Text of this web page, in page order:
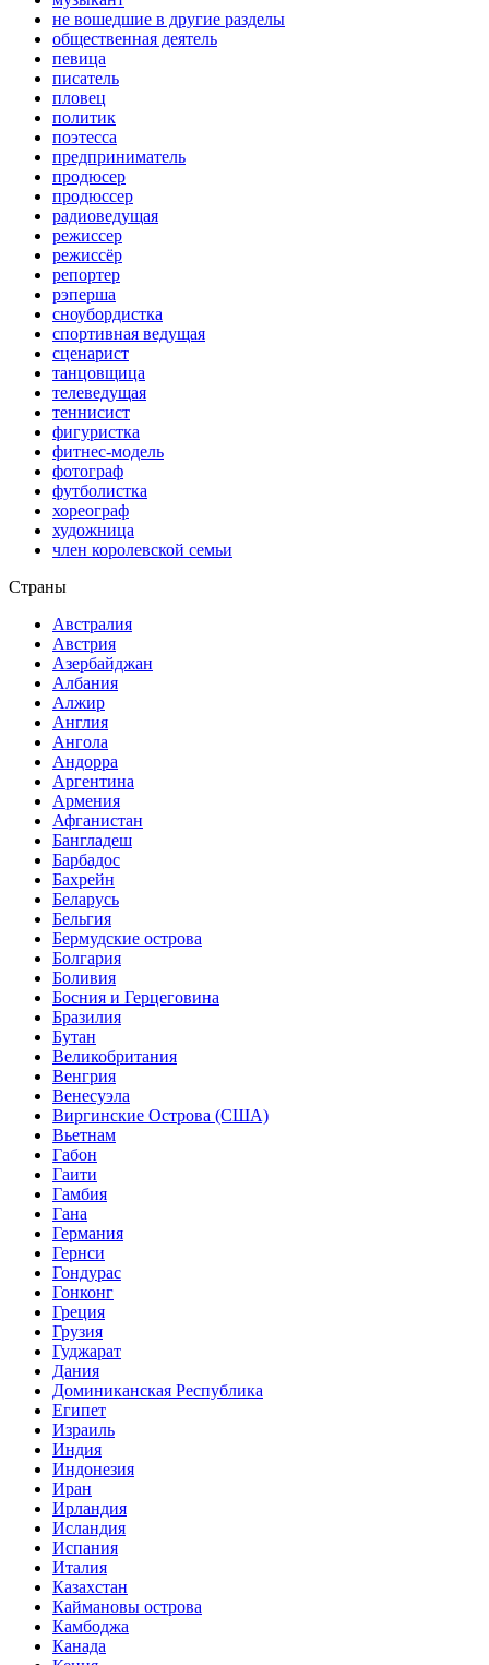
не вошедшие в другие разделы
общественная деятель
певица
писатель
пловец
политик
поэтесса
предприниматель
продюсер
продюссер
радиоведущая
режиссер
режиссёр
репортер
рэперша
сноубордистка
спортивная ведущая
сценарист
танцовщица
телеведущая
теннисист
фигуристка
фитнес-модель
фотограф
футболистка
хореограф
художница
член королевской семьи
Страны
Австралия
Австрия
Азербайджан
Албания
Алжир
Англия
Ангола
Андорра
Аргентина
Армения
Афганистан
Бангладеш
Барбадос
Бахрейн
Беларусь
Бельгия
Бермудские острова
Болгария
Боливия
Босния и Герцеговина
Бразилия
Бутан
Великобритания
Венгрия
Венесуэла
Виргинские Острова (США)
Вьетнам
Габон
Гаити
Гамбия
Гана
Германия
Гернси
Гондурас
Гонконг
Греция
Грузия
Гуджарат
Дания
Доминиканская Республика
Египет
Израиль
Индия
Индонезия
Иран
Ирландия
Исландия
Испания
Италия
Казахстан
Каймановы острова
Камбоджа
Канада